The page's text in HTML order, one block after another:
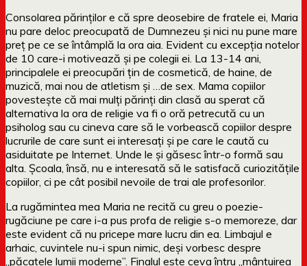
Consolarea părinților e că spre deosebire de fratele ei, Maria
nu pare deloc preocupată de Dumnezeu și nici nu pune mare
preț pe ce se întâmplă la ora aia. Evident cu excepția notelor
de 10 care-i motivează și pe colegii ei. La 13-14 ani,
principalele ei preocupări țin de cosmetică, de haine, de
muzică, mai nou de atletism și …de sex. Mama copiilor
povestește că mai mulți părinți din clasă au sperat că
alternativa la ora de religie va fi o oră petrecută cu un
psiholog sau cu cineva care să le vorbească copiilor despre
lucrurile de care sunt ei interesați și pe care le caută cu
asiduitate pe Internet. Unde le și găsesc într-o formă sau
alta. Școala, însă, nu e interesată să le satisfacă curiozitățile
copiilor, ci pe cât posibil nevoile de trai ale profesorilor.
La rugămintea mea Maria ne recită cu greu o poezie-
rugăciune pe care i-a pus profa de religie s-o memoreze, dar
este evident că nu pricepe mare lucru din ea. Limbajul e
arhaic, cuvintele nu-i spun nimic, deși vorbesc despre
„păcatele lumii moderne”. Finalul este ceva întru „mântuirea